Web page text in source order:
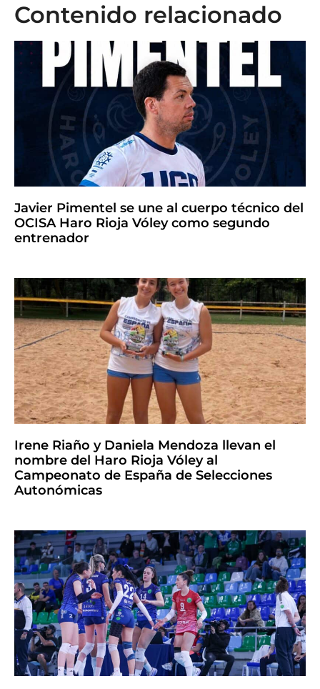
Contenido relacionado
Javier Pimentel se une al cuerpo técnico del
OCISA Haro Rioja Vóley como segundo
entrenador
Irene Riaño y Daniela Mendoza llevan el
nombre del Haro Rioja Vóley al
Campeonato de España de Selecciones
Autonómicas